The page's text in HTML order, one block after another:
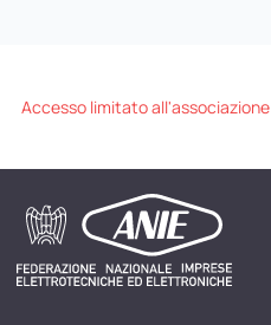
Accesso limitato all'associazione